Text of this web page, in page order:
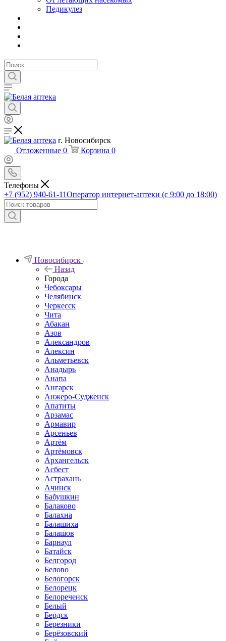
Педикулез
г. Новосибирск
Отложенные 0 Корзина 0
Телефоны
+7 (952) 940-61-11Оператор интернет-аптеки (с 9:00 до 18:00)
Новосибирск
Назад
Города
Чебоксары
Челябинск
Черкесск
Чита
Абакан
Азов
Александров
Алексин
Альметьевск
Анадырь
Анапа
Ангарск
Анжеро-Судженск
Апатиты
Арзамас
Армавир
Арсеньев
Артём
Артёмовск
Архангельск
Асбест
Астрахань
Ачинск
Бабушкин
Балаково
Балахна
Балашиха
Балашов
Барнаул
Батайск
Белгород
Белово
Белогорск
Белорецк
Белореченск
Белый
Бердск
Березники
Берёзовский